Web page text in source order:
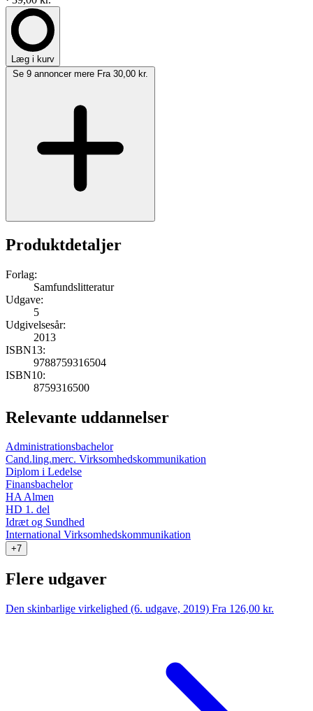
Læg i kurv
Se 9 annoncer mere Fra 30,00 kr.
Produktdetaljer
Forlag:
Samfundslitteratur
Udgave:
5
Udgivelsesår:
2013
ISBN13:
9788759316504
ISBN10:
8759316500
Relevante uddannelser
Administrationsbachelor
Cand.ling.merc. Virksomhedskommunikation
Diplom i Ledelse
Finansbachelor
HA Almen
HD 1. del
Idræt og Sundhed
International Virksomhedskommunikation
+7
Flere udgaver
Den skinbarlige virkelighed (6. udgave, 2019) Fra 126,00 kr.